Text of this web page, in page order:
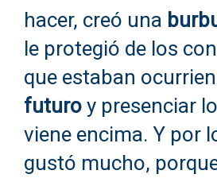
hacer, creó una
le protegió de los
que estaban
futuro y presenciar
viene encima. Y por
gustó mucho,